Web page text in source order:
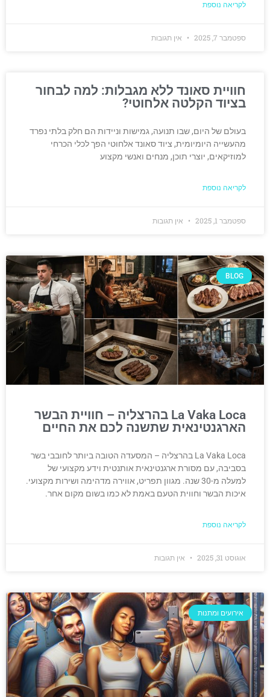
לקריאה נוספת
ספטמבר 7, 2025 אין תגובות
חוויית סאונד ללא מגבלות: למה לבחור
בציוד הקלטה אלחוטי?
בעולם של היום, שבו תנועה, גמישות וניידות הם חלק בלתי נפרד
מהעשייה היומיומית, ציוד סאונד אלחוטי הפך לכלי הכרחי
למוזיקאים, יוצרי תוכן, מנחים ואנשי מקצוע
לקריאה נוספת
ספטמבר 1, 2025 אין תגובות
BLOG
La Vaka Loca בהרצליה – חוויית הבשר
הארגנטינאית שתשנה לכם את החיים
La Vaka Loca בהרצליה – המסעדה הטובה ביותר לחובבי בשר
בסביבה, עם מסורת ארגנטינאית אותנטית וידע מקצועי של
למעלה מ-30 שנה. מגוון תפריט, אווירה מדהימה ושירות מקצועי.
איכות הבשר וחווית הטעם באמת לא כמו בשום מקום אחר.
לקריאה נוספת
אוגוסט 31, 2025 אין תגובות
אירועים ומתנות